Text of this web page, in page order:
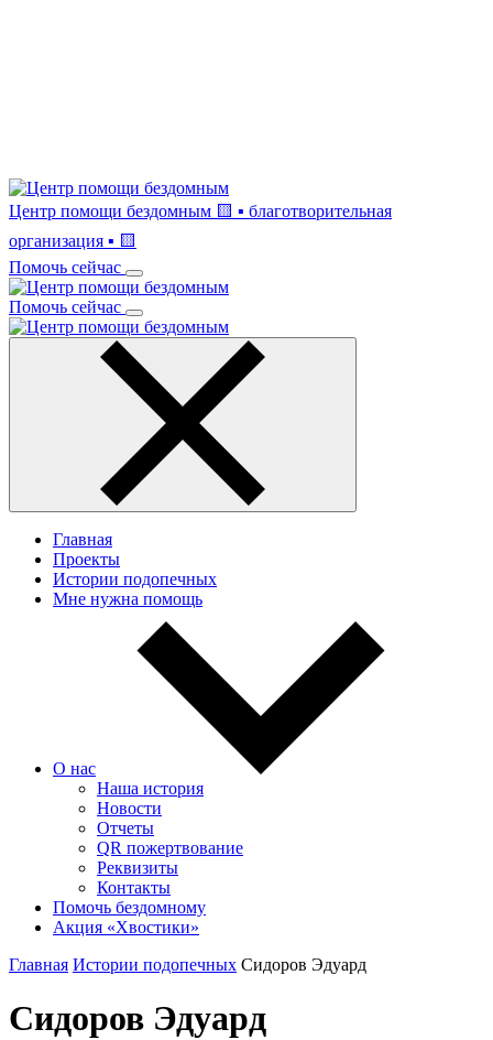
Центр помощи бездомным 🟨 ▪ благотворительная
организация ▪ 🟨
Помочь сейчас
Помочь сейчас
Главная
Проекты
Истории подопечных
Мне нужна помощь
О нас
Наша история
Новости
Отчеты
QR пожертвование
Реквизиты
Контакты
Помочь бездомному
Акция «Хвостики»
Главная Истории подопечных Сидоров Эдуард
Сидоров Эдуард